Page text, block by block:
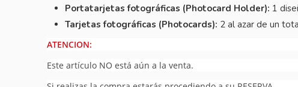
Portatarjetas fotográficas (Photocard Holder): 1
Tarjetas fotográficas (Photocards): 2 al azar de un
ATENCION:
Este artículo NO está aún a la venta.